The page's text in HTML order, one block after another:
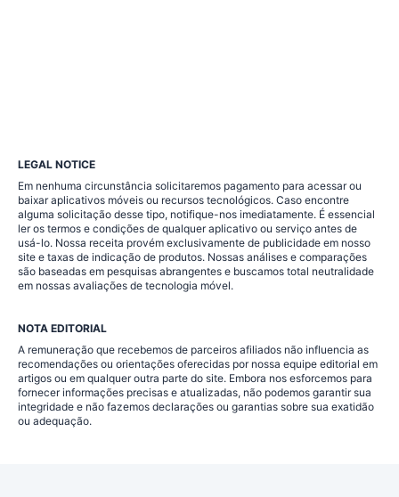
LEGAL NOTICE
Em nenhuma circunstância solicitaremos pagamento para acessar ou
baixar aplicativos móveis ou recursos tecnológicos. Caso encontre
alguma solicitação desse tipo, notifique-nos imediatamente. É essencial
ler os termos e condições de qualquer aplicativo ou serviço antes de
usá-lo. Nossa receita provém exclusivamente de publicidade em nosso
site e taxas de indicação de produtos. Nossas análises e comparações
são baseadas em pesquisas abrangentes e buscamos total neutralidade
em nossas avaliações de tecnologia móvel.
NOTA EDITORIAL
A remuneração que recebemos de parceiros afiliados não influencia as
recomendações ou orientações oferecidas por nossa equipe editorial em
artigos ou em qualquer outra parte do site. Embora nos esforcemos para
fornecer informações precisas e atualizadas, não podemos garantir sua
integridade e não fazemos declarações ou garantias sobre sua exatidão
ou adequação.